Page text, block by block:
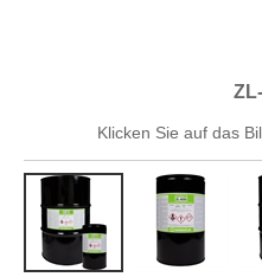
Klicken Sie auf das